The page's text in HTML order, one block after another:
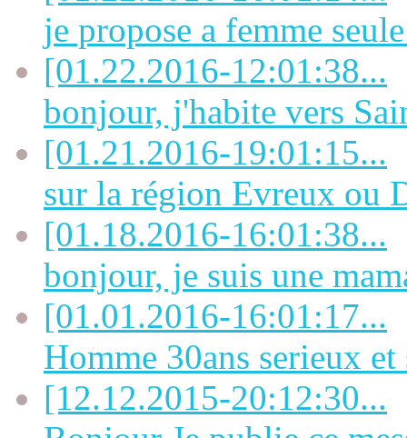
je propose a femme
[01.22.2016-12:01:38...
bonjour, j'habite vers
[01.21.2016-19:01:15...
sur la région Evreux ou
[01.18.2016-16:01:38...
bonjour, je suis une
[01.01.2016-16:01:17...
Homme 30ans serieux
[12.12.2015-20:12:30...